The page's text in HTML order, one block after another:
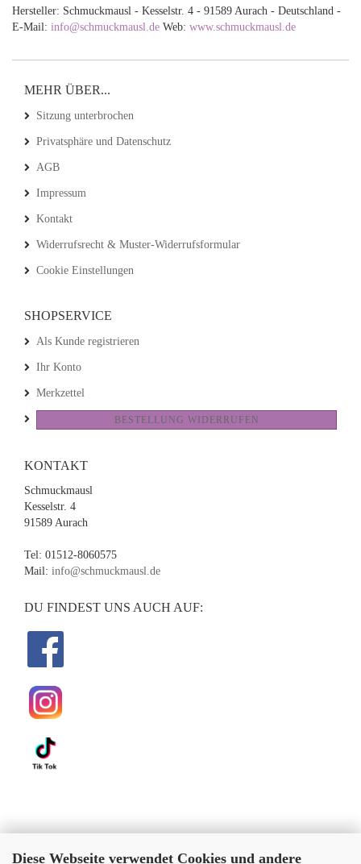
Diese Webseite verwendet Cookies und andere
Hersteller: Schmuckmausl - Kesselstr. 4 - 91589 Aurach - Deutschland -
E-Mail: info@schmuckmausl.de Web: www.schmuckmausl.de
MEHR ÜBER...
Sitzung unterbrochen
Privatsphäre und Datenschutz
AGB
Impressum
Kontakt
Widerrufsrecht & Muster-Widerrufsformular
Cookie Einstellungen
SHOPSERVICE
Als Kunde registrieren
Ihr Konto
Merkzettel
BESTELLUNG WIDERRUFEN
KONTAKT
Schmuckmausl
Kesselstr. 4
91589 Aurach
Tel: 01512-8060575
Mail: info@schmuckmausl.de
DU FINDEST UNS AUCH AUF: